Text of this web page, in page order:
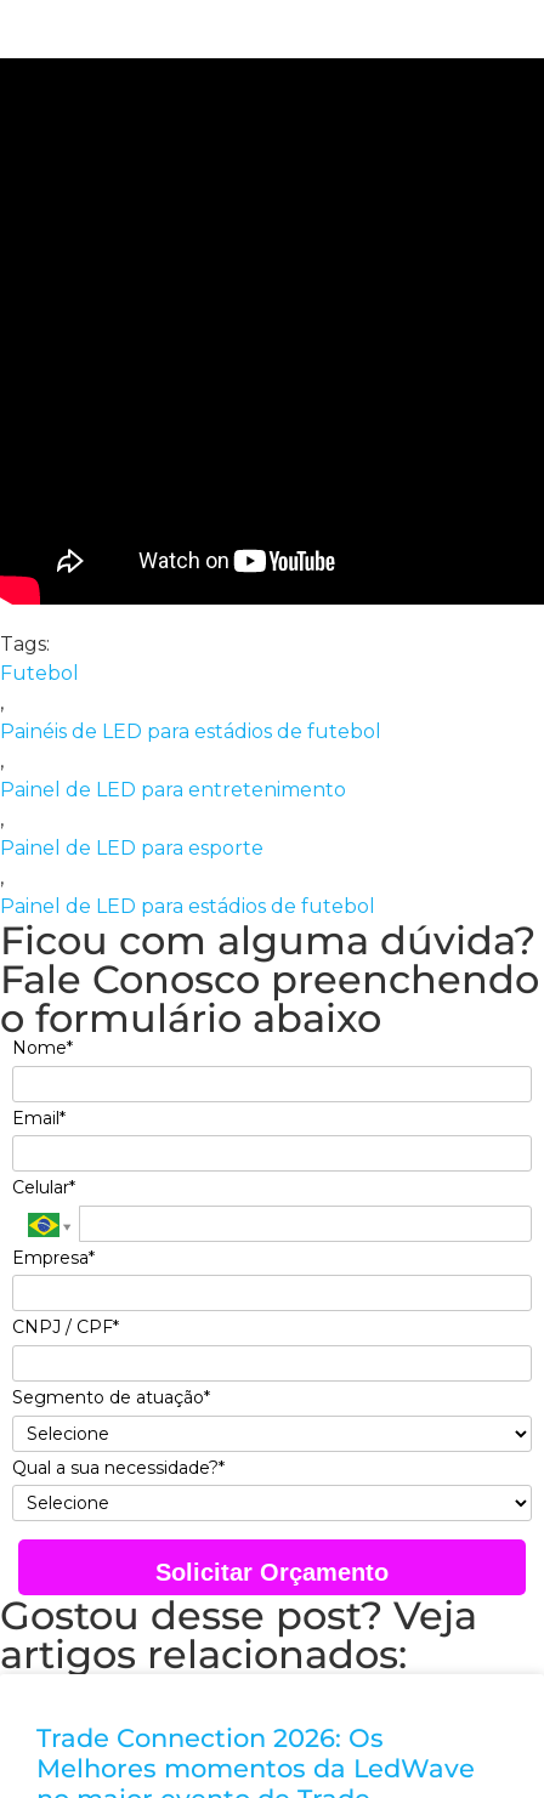
Tags:
Futebol
,
Painéis de LED para estádios de futebol
,
Painel de LED para entretenimento
,
Painel de LED para esporte
,
Painel de LED para estádios de futebol
Ficou com alguma dúvida?
Fale Conosco preenchendo
o formulário abaixo
Nome*
Email*
Celular*
Empresa*
CNPJ / CPF*
Segmento de atuação*
Qual a sua necessidade?*
Solicitar Orçamento
Gostou desse post? Veja
artigos relacionados:
Trade Connection 2026: Os
Melhores momentos da LedWave